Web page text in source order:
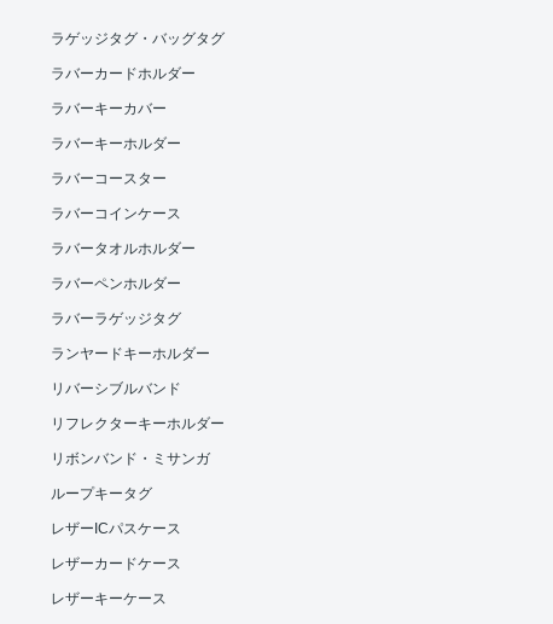
ラゲッジタグ・バッグタグ
ラバーカードホルダー
ラバーキーカバー
ラバーキーホルダー
ラバーコースター
ラバーコインケース
ラバータオルホルダー
ラバーペンホルダー
ラバーラゲッジタグ
ランヤードキーホルダー
リバーシブルバンド
リフレクターキーホルダー
リボンバンド・ミサンガ
ループキータグ
レザーICパスケース
レザーカードケース
レザーキーケース